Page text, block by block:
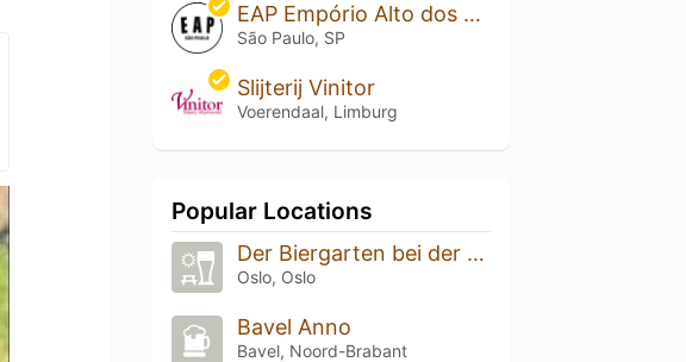
EAP Empório Alto dos Pinheiros
São Paulo, SP
Slijterij Vinitor
Voerendaal, Limburg
Popular Locations
Der Biergarten bei der Kapelle
Oslo, Oslo
Bavel Anno
Bavel, Noord-Brabant